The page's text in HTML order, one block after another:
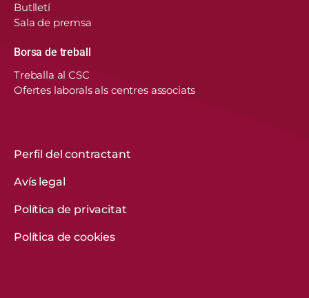
de Catalunya fa servir cookies pròpies i de
tercers per recordar les vostres preferències,
Obtenir més informació
Butlletí
Sala de premsa
Borsa de treball
Treballa al CSC
Ofertes laborals als centres associats
Perfil del contractant
Avís legal
Política de privacitat
Política de cookies